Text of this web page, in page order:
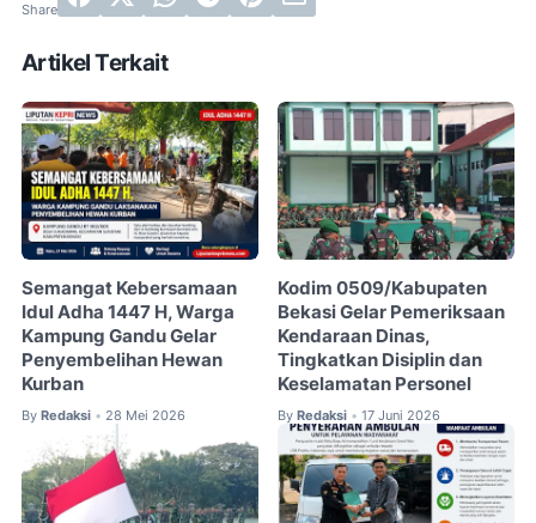
Artikel Terkait
Semangat Kebersamaan
Idul Adha 1447 H, Warga
Kampung Gandu Gelar
Penyembelihan Hewan
Kurban
By Redaksi • 28 Mei 2026
Kodim 0509/Kabupaten
Bekasi Gelar Pemeriksaan
Kendaraan Dinas,
Tingkatkan Disiplin dan
Keselamatan Personel
By Redaksi • 17 Juni 2026